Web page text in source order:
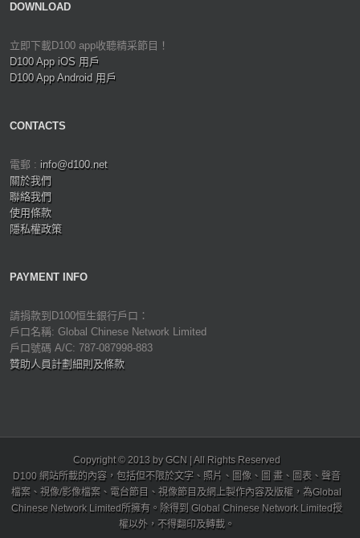
DOWNLOAD
立即下載D100 app收聽精采節目！
D100 App iOS 用戶
D100 App Android 用戶
CONTACTS
電郵 : info@d100.net
關於我們
聯絡我們
使用條款
隱私權政策
PAYMENT INFO
請捐款到D100恒生銀行戶口：
戶口名稱: Global Chinese Network Limited
戶口號碼 A/C: 787-087998-883
贊助人員計劃細則及條款
Copyright © 2013 by GCN | All Rights Reserved
D100 網站所載的內容，包括但不限於文字、照片、圖像、圖 畫、圖表、聲音
檔案、視像/影像檔案、電台節目、視像節目及網上製作內容及版權，為Global
Chinese Network Limited所擁有。除得到 Global Chinese Network Limited授
權以外，不得翻印及轉載。